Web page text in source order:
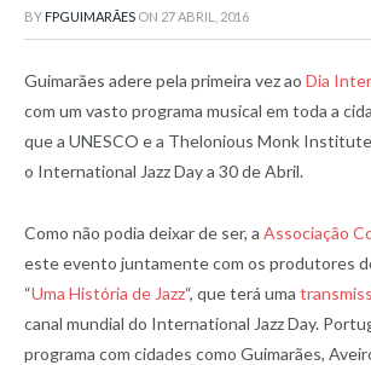
BY FPGUIMARÃES ON 27 ABRIL, 2016
Guimarães adere pela primeira vez ao Dia
com um vasto programa musical em toda a
que a UNESCO e a Thelonious Monk
o International Jazz Day a 30 de Abril.
Como não podia deixar de ser, a Associação
este evento juntamente com os produtores
“Uma História de Jazz“, que terá uma
canal mundial do International Jazz Day.
programa com cidades como Guimarães,